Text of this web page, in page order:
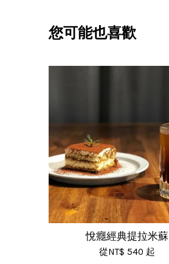
您可能也喜歡
悅癮經典提拉米蘇
從NT$ 540 起